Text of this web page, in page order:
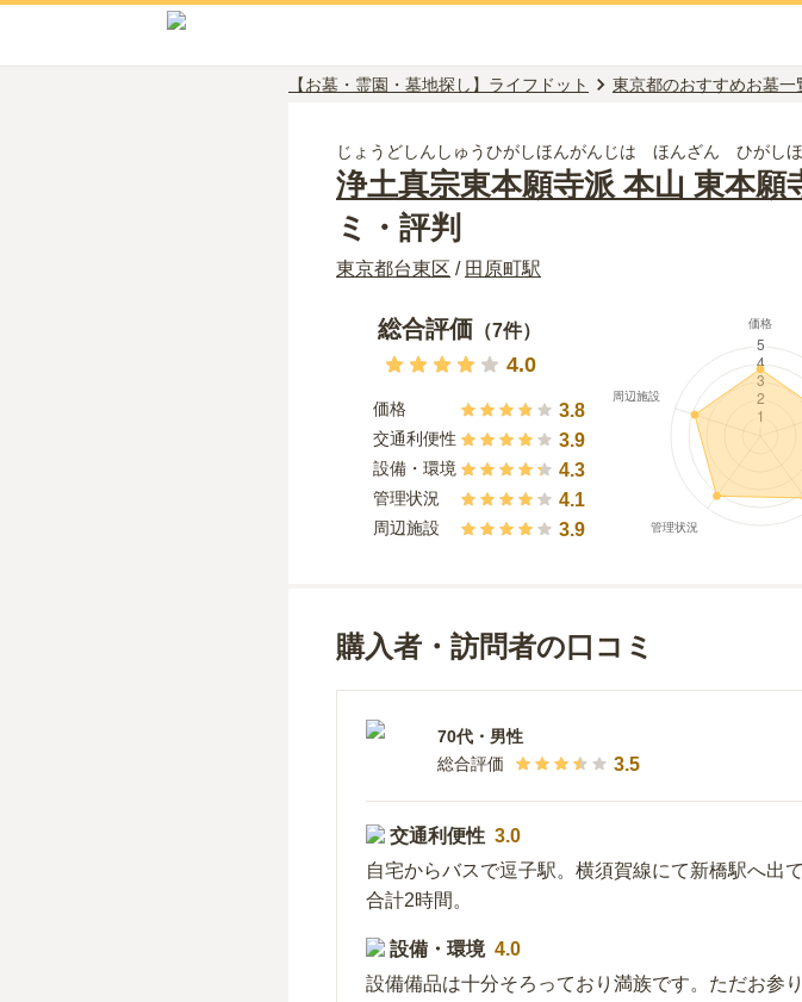
【お墓・霊園・墓地探し】ライフドット 東京都のおすすめお墓一
じょうどしんしゅうひがしほんがんじは ほんざん ひがし
浄土真宗東本願寺派 本山 東本願
ミ・評判
東京都台東区 / 田原町駅
総合評価 （7件）
4.0
価格 3.8
交通利便性 3.9
設備・環境 4.3
管理状況 4.1
周辺施設 3.9
購入者・訪問者の口コミ
70代 ・ 男性
総合評価
3.5
交通利便性 3.0
自宅からバスで逗子駅。横須賀線にて新橋駅へ出
合計2時間。
設備・環境 4.0
設備備品は十分そろっており満族です。ただお参